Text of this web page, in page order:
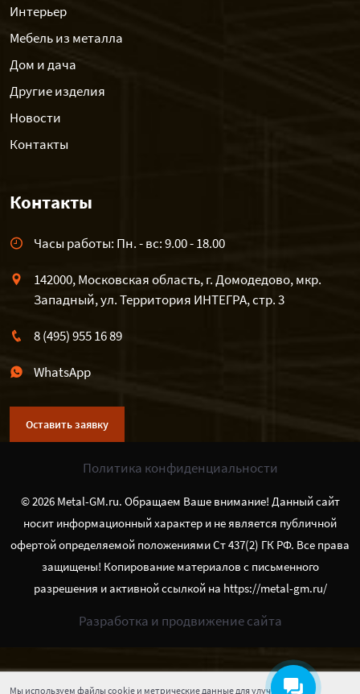
Интерьер
Мебель из металла
Дом и дача
Другие изделия
Новости
Контакты
Контакты
Часы работы: Пн. - вс: 9.00 - 18.00
142000, Московская область, г. Домодедово, мкр.
Западный, ул. Территория ИНТЕГРА, стр. 3
8 (495) 955 16 89
WhatsApp
Оставить заявку
Политика конфиденциальности
© 2026 Metal-GM.ru. Обращаем Ваше внимание! Данный сайт
носит информационный характер и не является публичной
офертой определяемой положениями Ст 437(2) ГК РФ. Все права
защищены! Копирование материалов с письменного
разрешения и активной ссылкой на https://metal-gm.ru/
Разработка и продвижение сайта
Мы используем файлы cookie и метрические данные для улучшения